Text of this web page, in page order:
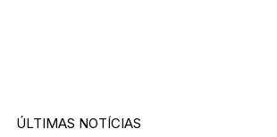
ÚLTIMAS NOTÍCIAS